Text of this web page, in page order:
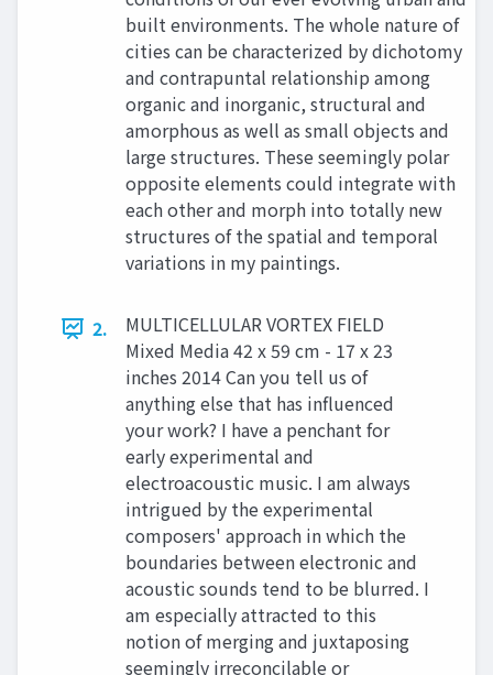
built environments. The whole nature of
cities can be characterized by dichotomy
and contrapuntal relationship among
organic and inorganic, structural and
amorphous as well as small objects and
large structures. These seemingly polar
opposite elements could integrate with
each other and morph into totally new
structures of the spatial and temporal
variations in my paintings.
2.
MULTICELLULAR VORTEX FIELD
Mixed Media 42 x 59 cm - 17 x 23
inches 2014 Can you tell us of
anything else that has influenced
your work? I have a penchant for
early experimental and
electroacoustic music. I am always
intrigued by the experimental
composers' approach in which the
boundaries between electronic and
acoustic sounds tend to be blurred. I
am especially attracted to this
notion of merging and juxtaposing
seemingly irreconcilable or